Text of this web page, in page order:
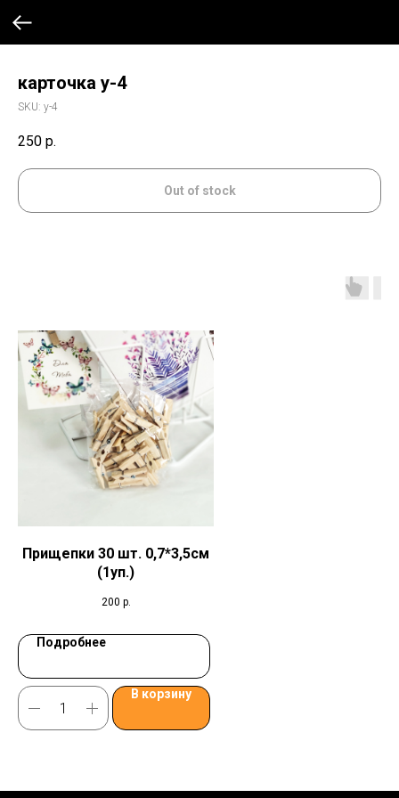
карточка у-4
SKU: у-4
250 р.
Out of stock
Прищепки 30 шт. 0,7*3,5см
(1уп.)
200 р.
Подробнее
В корзину